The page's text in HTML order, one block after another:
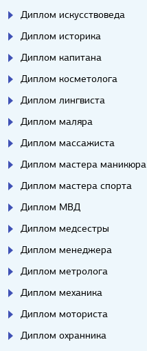
Диплом искусствоведа
Диплом историка
Диплом капитана
Диплом косметолога
Диплом лингвиста
Диплом маляра
Диплом массажиста
Диплом мастера маникюра
Диплом мастера спорта
Диплом МВД
Диплом медсестры
Диплом менеджера
Диплом метролога
Диплом механика
Диплом моториста
Диплом охранника